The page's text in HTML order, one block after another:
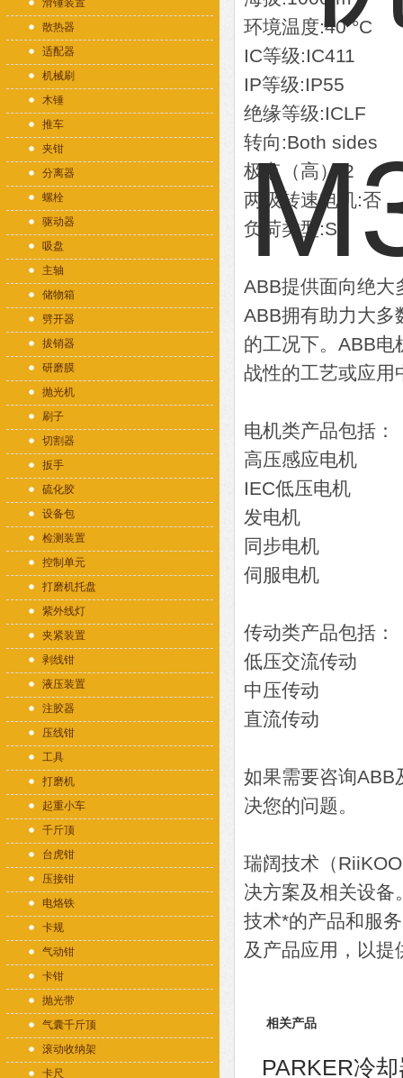
滑锤装置
散热器
适配器
机械刷
木锤
推车
夹钳
分离器
螺栓
驱动器
吸盘
主轴
储物箱
劈开器
拔销器
研磨膜
抛光机
刷子
切割器
扳手
硫化胶
设备包
检测装置
控制单元
打磨机托盘
紫外线灯
夹紧装置
剥线钳
液压装置
注胶器
压线钳
工具
打磨机
起重小车
千斤顶
台虎钳
压接钳
电烙铁
卡规
气动钳
卡钳
抛光带
气囊千斤顶
滚动收纳架
卡尺
环境温度:40 °C
IC等级:IC411
IP等级:IP55
绝缘等级:ICLF
转向:Both sides
极点（高）:2
两级转速电机:否
负荷类型:S1
ABB提供面向绝大
ABB拥有助力大多
的工况下。ABB电
战性的工艺或应用
电机类产品包括：
高压感应电机
IEC低压电机
发电机
同步电机
伺服电机
传动类产品包括：
低压交流传动
中压传动
直流传动
如果需要咨询ABB
决您的问题。
瑞阔技术（
决方案及相关设备
技术*的产品和服
及产品应用，以提
相关产品
PARKER冷